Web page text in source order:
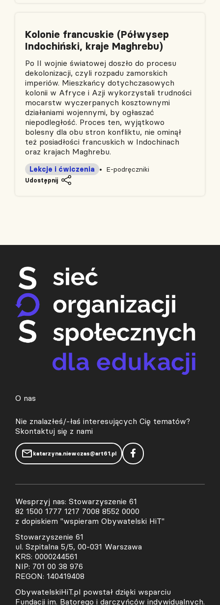
Kolonie francuskie (Półwysep
Indochiński, kraje Maghrebu)
Po II wojnie światowej doszło do procesu
dekolonizacji, czyli rozpadu zamorskich
imperiów. Mieszkańcy dotychczasowych
kolonii w Afryce i Azji wykorzystali trudności
mocarstw wyczerpanych kosztownymi
działaniami wojennymi, by ogłaszać
niepodległość. Proces ten, wyjątkowo
bolesny dla obu stron konfliktu, nie ominął
też posiadłości francuskich w Indochinach
oraz krajach Maghrebu.
E-podręczniki
Lekcje i ćwiczenia
Udostępnij
O nas
Nie znalazłeś/-łaś interesujących Cię tematów?
Skontaktuj się z nami
katarzyna.niewczas@art61.pl
Wesprzyj nas: Stowarzyszenie 61
82 1500 1777 1217 7008 8552 0000
z dopiskiem "wspieram Obywatelski HiT"
Stowarzyszenie 61
ul. Szpitalna 5/5, 00-031 Warszawa
KRS: 0000244561
NIP: 701 00 38 976
REGON: 140419408
ObywatelskiHiT.pl powstał dzięki wsparciu
Fundacji im. Batorego i darczyńców indywidualnych.